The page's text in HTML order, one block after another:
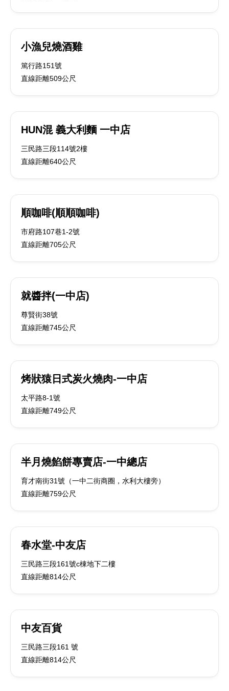
小漁兒燒酒雞
篤行路151號
直線距離509公尺
HUN混 義大利麵 一中店
三民路三段114號2樓
直線距離640公尺
順咖啡(順順咖啡)
市府路107巷1-2號
直線距離705公尺
就醬拌(一中店)
尊賢街38號
直線距離745公尺
烤狀猿日式炭火燒肉-一中店
太平路8-1號
直線距離749公尺
半月燒餡餅專賣店-一中總店
育才南街31號（一中二街商圈，水利大樓旁）
直線距離759公尺
春水堂-中友店
三民路三段161號c棟地下二樓
直線距離814公尺
中友百貨
三民路三段161 號
直線距離814公尺